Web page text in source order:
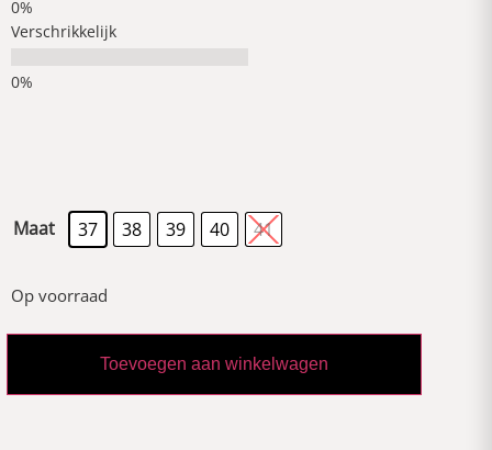
Verschrikkelijk
Maat 37 38 39 40 41
Op voorraad
Toevoegen aan winkelwagen